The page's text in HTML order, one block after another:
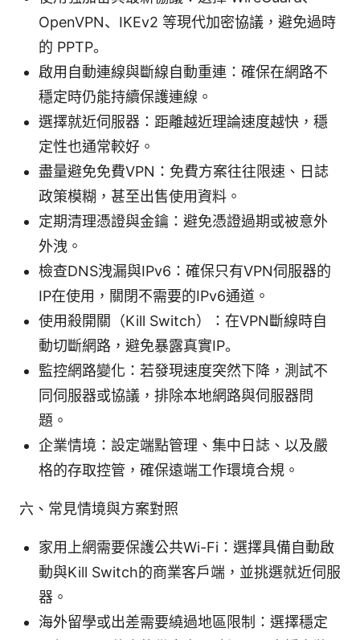
OpenVPN、IKEv2 等現代加密協議，避免過時
的 PPTP。
啟用自動連線與斷線自動重連：確保在網路不
穩定時仍能持續保護連線。
選擇就近伺服器：距離越近理論速度越快，穩
定性也通常較好。
盡量避免免費VPN：免費方案往往限速、日誌
政策模糊，甚至出售使用資料。
定期清理憑證與金鑰：避免憑證過期或被意外
外洩。
檢查DNS洩漏與IPv6：確保只有VPN伺服器的
IP在使用，關閉不需要的IPv6通道。
使用殺開關（Kill Switch）：在VPN斷線時自
動切斷網路，避免暴露真實IP。
監控網路變化：若發現速度突然下降，測試不
同伺服器或協議，排除本地網路與伺服器問
題。
企業情境：設定端點管理、集中日誌、以及嚴
格的存取控管，確保遠端工作環境合規。
六、常見情境與方案對照
家用上網需要保護公共Wi-Fi：選擇具備自動啟
動與Kill Switch的商業客戶端，並挑選就近伺服
器。
海外留學或出差需要繞過地區限制：選擇穩定